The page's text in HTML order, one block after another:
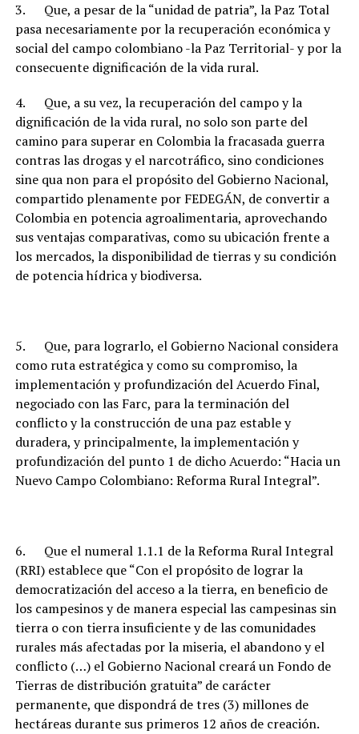
3. Que, a pesar de la “unidad de patria”, la Paz Total
pasa necesariamente por la recuperación económica y
social del campo colombiano -la Paz Territorial- y por la
consecuente dignificación de la vida rural.
4. Que, a su vez, la recuperación del campo y la
dignificación de la vida rural, no solo son parte del
camino para superar en Colombia la fracasada guerra
contras las drogas y el narcotráfico, sino condiciones
sine qua non para el propósito del Gobierno Nacional,
compartido plenamente por FEDEGÁN, de convertir a
Colombia en potencia agroalimentaria, aprovechando
sus ventajas comparativas, como su ubicación frente a
los mercados, la disponibilidad de tierras y su condición
de potencia hídrica y biodiversa.
5. Que, para lograrlo, el Gobierno Nacional considera
como ruta estratégica y como su compromiso, la
implementación y profundización del Acuerdo Final,
negociado con las Farc, para la terminación del
conflicto y la construcción de una paz estable y
duradera, y principalmente, la implementación y
profundización del punto 1 de dicho Acuerdo: “Hacia un
Nuevo Campo Colombiano: Reforma Rural Integral”.
6. Que el numeral 1.1.1 de la Reforma Rural Integral
(RRI) establece que “Con el propósito de lograr la
democratización del acceso a la tierra, en beneficio de
los campesinos y de manera especial las campesinas sin
tierra o con tierra insuficiente y de las comunidades
rurales más afectadas por la miseria, el abandono y el
conflicto (…) el Gobierno Nacional creará un Fondo de
Tierras de distribución gratuita” de carácter
permanente, que dispondrá de tres (3) millones de
hectáreas durante sus primeros 12 años de creación.